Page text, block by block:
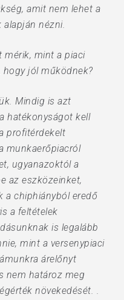
amit nem lehet a
nézni.
mérik, mint a piaci
jól működnek?
Mindig is azt
hatékonyságot kell
profitérdekelt
munkaerőpiacról
ugyanazoktól a
az eszközeinket,
a chiphiányból eredő
a feltételek
is legalább
mint a versenypiaci
árelőnyt
nem határoz meg
növekedését. .